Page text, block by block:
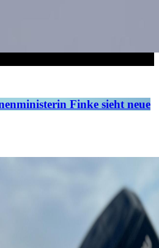
Finke sieht neue